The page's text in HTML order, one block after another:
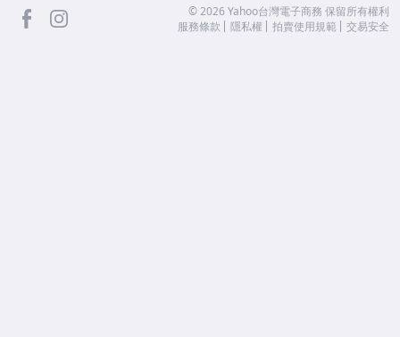
facebook ©2026 Yahoo台灣電子商務 保留所有權利
服務條款
隱私權 拍賣使用規範 交易安全